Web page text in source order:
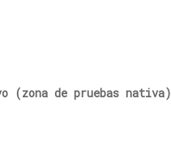
de pruebas nativa)